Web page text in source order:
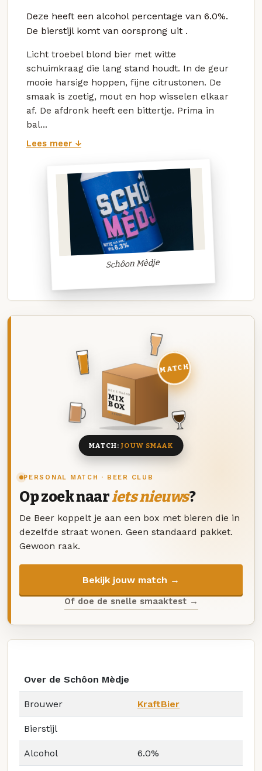
Deze heeft een alcohol percentage van 6.0%.
De bierstijl komt van oorsprong uit .
Licht troebel blond bier met witte
schuimkraag die lang stand houdt. In de geur
mooie harsige hoppen, fijne citrustonen. De
smaak is zoetig, mout en hop wisselen elkaar
af. De afdronk heeft een bittertje. Prima in
bal...
Lees meer ↓
Schôon Mèdje
PERSONAL MATCH · BEER CLUB
Op zoek naariets nieuws?
De Beer koppelt je aan een box met bieren die in
dezelfde straat wonen. Geen standaard pakket.
Gewoon raak.
Bekijk jouw match →
Of doe de snelle smaaktest →
DEZE MAAND
MIX
BOX
8 BIEREN
MATCH
MATCH:JOUW SMAAK
Over de Schôon Mèdje
Brouwer KraftBier
Bierstijl
Alcohol 6.0%